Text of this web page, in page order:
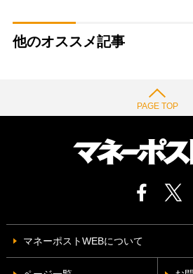
他のオススメ記事
PAGE TOP
マネーポストWEBについて